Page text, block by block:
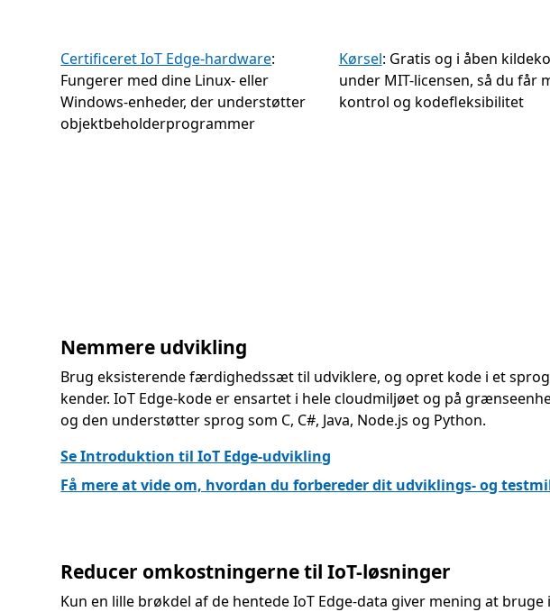
Certificeret IoT Edge-hardware:
Fungerer med dine Linux- eller
Windows-enheder, der understøtter
objektbeholderprogrammer
Kørsel: Gratis og i åben
under MIT-licensen, så du får
kontrol og kodefleksibilitet
Nemmere udvikling
Brug eksisterende færdighedssæt til udviklere, og opret kode i et
kender. IoT Edge-kode er ensartet i hele cloudmiljøet og på
og den understøtter sprog som C, C#, Java, Node.js og Python.
Se Introduktion til IoT Edge-udvikling
Få mere at vide om, hvordan du forbereder dit udviklings- og
Reducer omkostningerne til IoT-løsninger
Kun en lille brøkdel af de hentede IoT Edge-data giver mening at bruge